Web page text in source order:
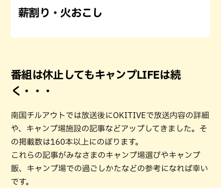
薪割り・火おこし
番組は休止してもキャンプLIFEは続
く・・・
南国チルアウトでは放送後にOKITIVEで放送内容の詳細
や、キャンプ場施設の記事などアップしてきました。そ
の掲載数は160本以上にのぼります。
これらの記事がみなさまのキャンプ場選びやキャンプ
飯、キャンプ場での過ごしかたなどの参考になれば幸い
です。